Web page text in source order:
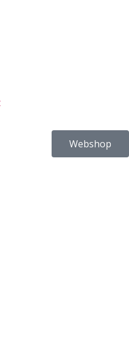
Webshop